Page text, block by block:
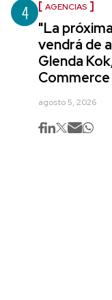
4 AGENCIAS
"La
vendrá de
Glenda
Commerce
agosto 5, 2026